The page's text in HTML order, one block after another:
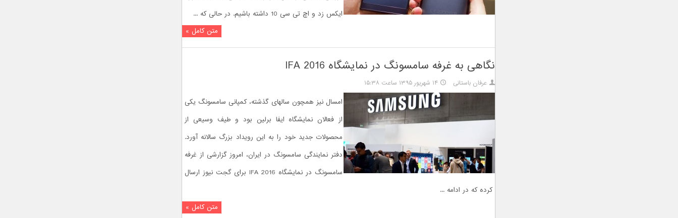
ایکس زد و اچ تی سی 10 داشته باشیم. در حالی که ...
متن کامل »
نگاهی به غرفه سامسونگ در نمایشگاه IFA 2016
عرفان باستانی ۱۴ شهریور ۱۳۹۵ ساعت ۱۵:۳۸
امسال نیز همچون سالهای گذشته، کمپانی سامسونگ یکی
از فعالان نمایشگاه ایفا برلین بود و طیف وسیعی از
محصولات جدید خود را به این رویداد بزرگ سالانه آورد.
دفتر نمایندگی سامسونگ در ایران، امروز گزارشی از غرفه
سامسونگ در نمایشگاه IFA 2016 برای گجت نیوز ارسال
کرده که در ادامه ...
متن کامل »